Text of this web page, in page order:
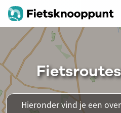
Hieronder vind je een